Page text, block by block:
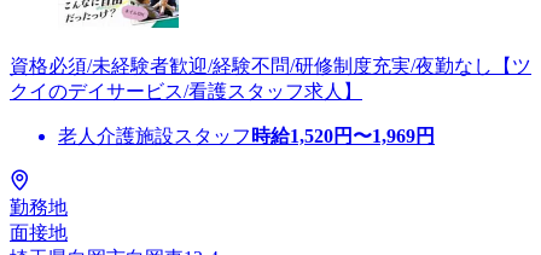
資格必須/未経験者歓迎/経験不問/研修制度充実/夜勤なし【ツ
クイのデイサービス/看護スタッフ求人】
老人介護施設スタッフ 時給1,520円〜1,969円
勤務地
面接地